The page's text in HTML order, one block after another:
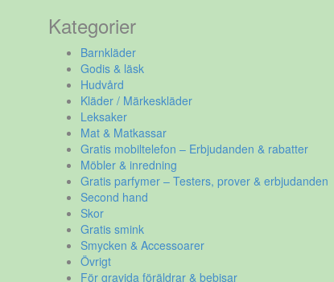
Kategorier
Barnkläder
Godis & läsk
Hudvård
Kläder / Märkeskläder
Leksaker
Mat & Matkassar
Gratis mobiltelefon – Erbjudanden & rabatter
Möbler & inredning
Gratis parfymer – Testers, prover & erbjudanden
Second hand
Skor
Gratis smink
Smycken & Accessoarer
Övrigt
För gravida föräldrar & bebisar